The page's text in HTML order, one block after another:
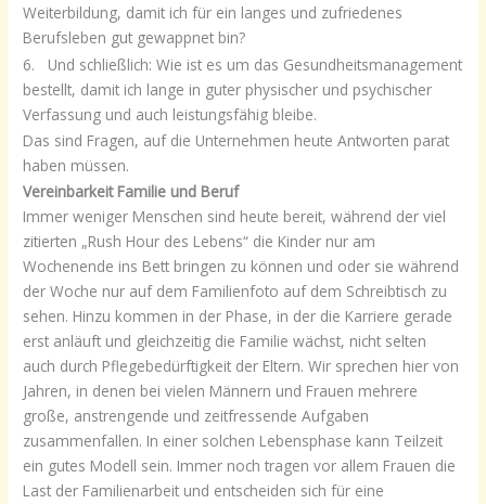
Weiterbildung, damit ich für ein langes und zufriedenes
Berufsleben gut gewappnet bin?
6. Und schließlich: Wie ist es um das Gesundheitsmanagement
bestellt, damit ich lange in guter physischer und psychischer
Verfassung und auch leistungsfähig bleibe.
Das sind Fragen, auf die Unternehmen heute Antworten parat
haben müssen.
Vereinbarkeit Familie und Beruf
Immer weniger Menschen sind heute bereit, während der viel
zitierten „Rush Hour des Lebens“ die Kinder nur am
Wochenende ins Bett bringen zu können und oder sie während
der Woche nur auf dem Familienfoto auf dem Schreibtisch zu
sehen. Hinzu kommen in der Phase, in der die Karriere gerade
erst anläuft und gleichzeitig die Familie wächst, nicht selten
auch durch Pflegebedürftigkeit der Eltern. Wir sprechen hier von
Jahren, in denen bei vielen Männern und Frauen mehrere
große, anstrengende und zeitfressende Aufgaben
zusammenfallen. In einer solchen Lebensphase kann Teilzeit
ein gutes Modell sein. Immer noch tragen vor allem Frauen die
Last der Familienarbeit und entscheiden sich für eine